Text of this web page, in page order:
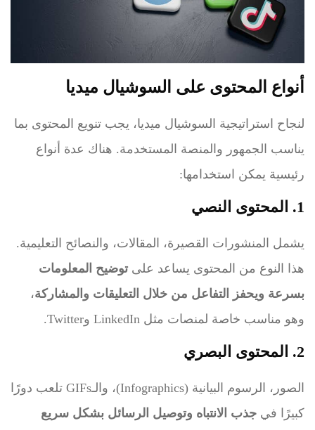
أنواع المحتوى على السوشيال ميديا
لنجاح استراتيجية السوشيال ميديا، يجب تنويع المحتوى بما
يناسب الجمهور والمنصة المستخدمة. هناك عدة أنواع
رئيسية يمكن استخدامها:
1. المحتوى النصي
يشمل المنشورات القصيرة، المقالات، والنصائح التعليمية.
هذا النوع من المحتوى يساعد على توضيح المعلومات
بسرعة ويحفز التفاعل من خلال التعليقات والمشاركة،
وهو مناسب خاصة لمنصات مثل LinkedIn وTwitter.
2. المحتوى البصري
الصور، الرسوم البيانية (Infographics)، والـGIFs تلعب دورًا
كبيرًا في جذب الانتباه وتوصيل الرسائل بشكل سريع